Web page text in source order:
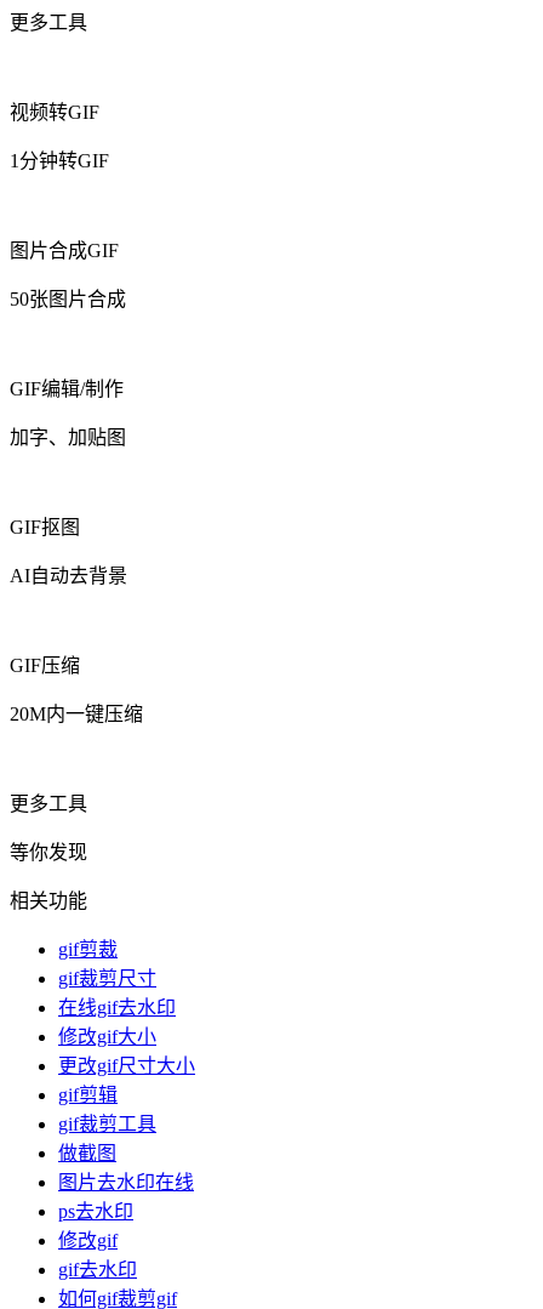
更多工具
视频转GIF
1分钟转GIF
图片合成GIF
50张图片合成
GIF编辑/制作
加字、加贴图
GIF抠图
AI自动去背景
GIF压缩
20M内一键压缩
更多工具
等你发现
相关功能
gif剪裁
gif裁剪尺寸
在线gif去水印
修改gif大小
更改gif尺寸大小
gif剪辑
gif裁剪工具
做截图
图片去水印在线
ps去水印
修改gif
gif去水印
如何gif裁剪gif